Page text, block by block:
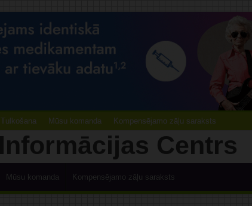
Tulkošana Mūsu komanda Kompensējamo zāļu saraksts
Mūsu komanda Kompensējamo zāļu saraksts